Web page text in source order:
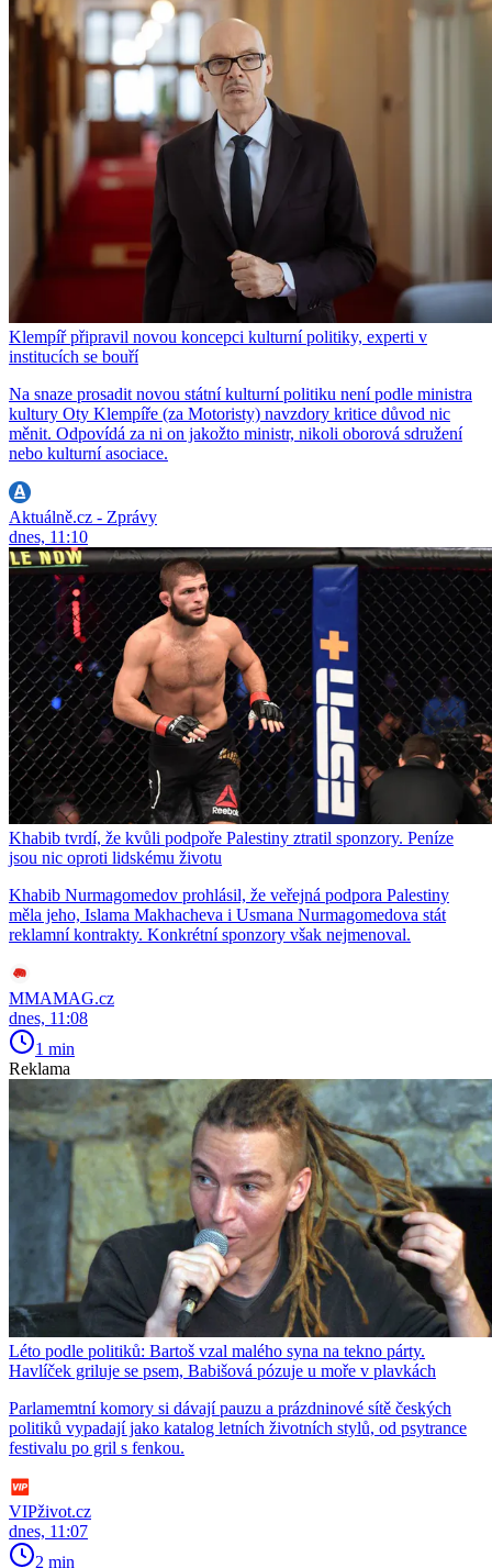
Klempíř připravil novou koncepci kulturní politiky, experti v
institucích se bouří
Na snaze prosadit novou státní kulturní politiku není podle ministra
kultury Oty Klempíře (za Motoristy) navzdory kritice důvod nic
měnit. Odpovídá za ni on jakožto ministr, nikoli oborová sdružení
nebo kulturní asociace.
Aktuálně.cz - Zprávy
dnes, 11:10
Khabib tvrdí, že kvůli podpoře Palestiny ztratil sponzory. Peníze
jsou nic oproti lidskému životu
Khabib Nurmagomedov prohlásil, že veřejná podpora Palestiny
měla jeho, Islama Makhacheva i Usmana Nurmagomedova stát
reklamní kontrakty. Konkrétní sponzory však nejmenoval.
MMAMAG.cz
dnes, 11:08
1 min
Reklama
Léto podle politiků: Bartoš vzal malého syna na tekno párty.
Havlíček griluje se psem, Babišová pózuje u moře v plavkách
Parlamemtní komory si dávají pauzu a prázdninové sítě českých
politiků vypadají jako katalog letních životních stylů, od psytrance
festivalu po gril s fenkou.
VIPživot.cz
dnes, 11:07
2 min